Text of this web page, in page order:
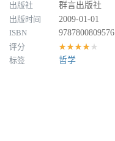
出版社
群言出版社
出版时间
2009-01-01
ISBN
9787800809576
评分
★★★★★
标签 哲学